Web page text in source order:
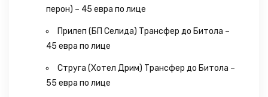
перон) – 45 евра по лице
Прилеп (БП Селида) Трансфер до Битола –
45 евра по лице
Струга (Хотел Дрим) Трансфер до Битола –
55 евра по лице